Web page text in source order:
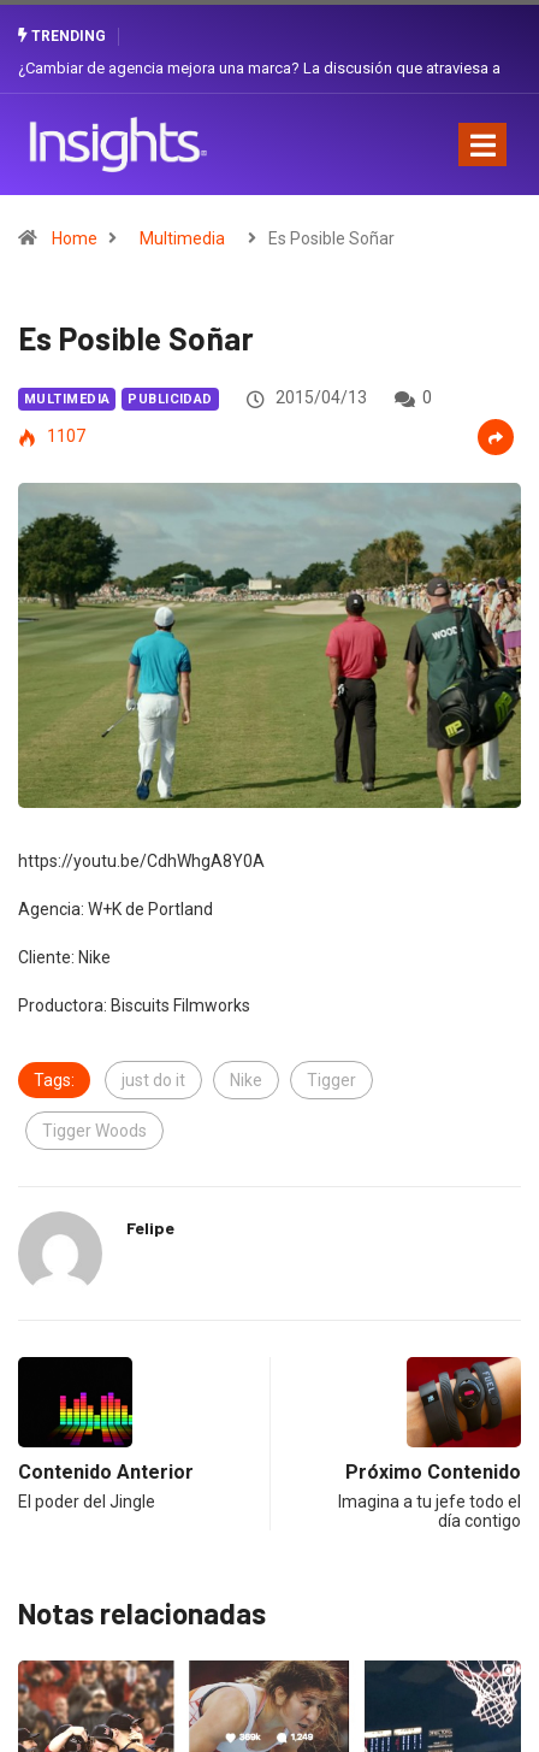
TRENDING
Gabriela Herrera y el arte de cambiarse el sombrero en Corporación
Home Multimedia Es Posible Soñar
Es Posible Soñar
MULTIMEDIA PUBLICIDAD 2015/04/13
0
1107
https://youtu.be/CdhWhgA8Y0A
Agencia: W+K de Portland
Cliente: Nike
Productora: Biscuits Filmworks
Tags: just do it Nike Tigger
Tigger Woods
Felipe
Contenido Anterior
El poder del Jingle
Próximo Contenido
Imagina a tu jefe todo el
día contigo
Notas relacionadas